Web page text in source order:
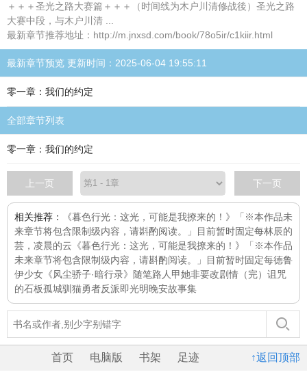
＋＋＋圣光之路大赛篇＋＋＋（时间线为木户川清修战後）圣光之路
大赛中段，与木户川清 ...
最新章节推荐地址：http://m.jnxsd.com/book/78o5ir/c1kiir.html
最新章节预览 更新时间：2025-06-04 19:55:11
零一章：我们的约定
全部章节列表
零一章：我们的约定
上一页 下一页
相关推荐：
《暮色行光：这光，可能是我撩来的！》「※本作品未
来章节将包含限制级内容，请斟酌阅读。」目前暂时固定每林辰的
芸，凌晨的云 《暮色行光：这光，可能是我撩来的！》「※本作品
未来章节将包含限制级内容，请斟酌阅读。」目前暂时固定每德鲁
伊少女 《风尘骄子·暗行录》 随笔路人甲她非要改剧情（完） 诅咒
的石板孤城驯猫勇者反派即光明晚安故事集
↑返回顶部
首页 电脑版 书架 足迹